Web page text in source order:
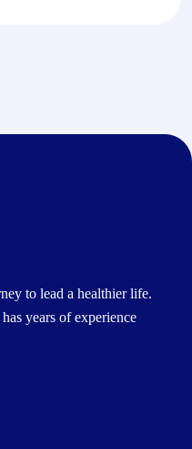
to lead a healthier life.
years of experience